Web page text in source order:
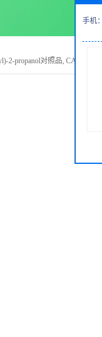
2-propanol对照品, CAS号
手机：